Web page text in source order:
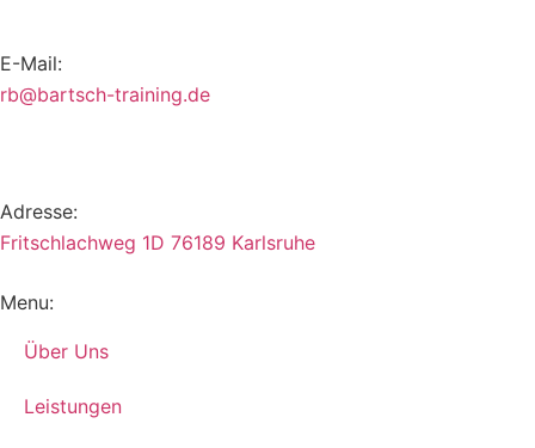
E-Mail:
ed.gn
iniar
t-hcs
trab@
br
Adresse:
Fritschlachweg 1D 76189 Karlsruhe
Menu:
Über Uns
Leistungen